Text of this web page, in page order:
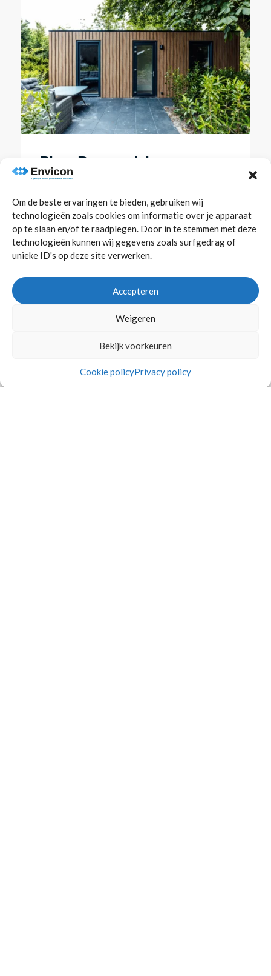
Om de beste ervaringen te bieden, gebruiken wij
technologieën zoals cookies om informatie over je apparaat
op te slaan en/of te raadplegen. Door in te stemmen met deze
technologieën kunnen wij gegevens zoals surfgedrag of
unieke ID's op deze site verwerken.
Accepteren
Weigeren
Bekijk voorkeuren
Cookie policyPrivacy policy
Blog: De voordelen van
modulair bouwen: snel,
flexibel en
toekomstbestendig
mei 29, 2026
Organisaties staan steeds vaker voor een
huisvesting, zonder in te leveren op uitstraling
en...